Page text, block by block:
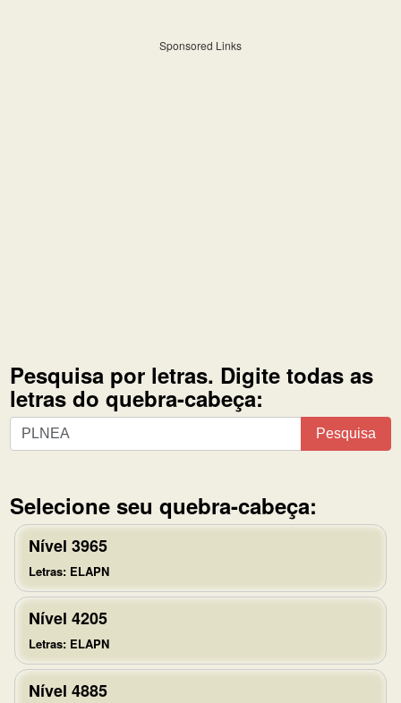
Sponsored Links
Pesquisa por letras. Digite todas as
letras do quebra-cabeça:
Pesquisa
por
todas
as
letras
do
quebra-
cabeça:
Pesquisa
Selecione seu quebra-cabeça:
Nível 3965
Letras: ELAPN
Nível 4205
Letras: ELAPN
Nível 4885